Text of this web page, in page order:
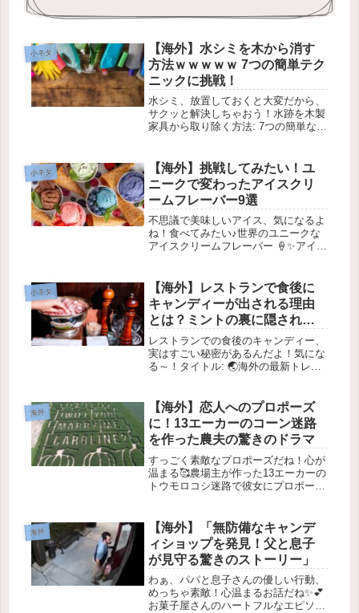
小ネタ
【海外】水シミを木から消す
方法ｗｗｗｗｗ 7つの簡単テク
ニックに挑戦！
水シミ、放置しておくと大変だから、
サクッと解決しちゃおう！水跡を木製
家具から取り除く方法: 7つの簡単なス
いますよね😖。白い輪っかや黒いシミ
ができてしまうことが多いのですが...
小ネタ
【海外】挑戦してみたい！ユ
ニークで変わったアイスクリ
ームフレーバー9選
不思議で美味しいアイス、気になるよ
ね！食べてみたい♪世界のユニークな
アイスクリームフレーバー 🍦✨アイス
普通のバニラやチョコレートに飽きて
しまったら、世界中で楽しめるちょ
っ...
小ネタ
【海外】レストランで食後に
キャンディーが出される理由
とは？ミントの裏に隠された
意外な効果を探る！
レストランでの食後のキャンディー、
実はすごい秘密があるんだよ！気にな
る～！タイトル: 🌏海外の最新トレン
で何が流行っているか気になるよね？
特にSNSやファッション、ライ...
海外
【海外】恋人へのプロポーズ
に！13エーカーのコーン迷路
を作った農夫の驚きのドラマ
すっごく素敵なプロポーズだね！心が
温まる🥰農場主が作った13エーカーの
トウモロコシ迷路で彼女にプロポー
た13エーカーのトウモロコシ迷路を作
ったよ。そのサプライズは、彼...
海外
【海外】「無防備なキャンデ
ィショップを発見！父と息子
が見守る驚きのストーリー」
わぁ、パパと息子さんの優しい行動、
めっちゃ素敵！心温まるお話だね✨💕
お菓子屋さんのハートフルなエピソー